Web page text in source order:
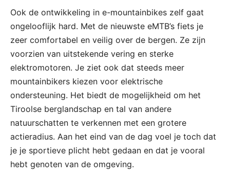
Ook de ontwikkeling in e-mountainbikes zelf gaat
ongelooflijk hard. Met de nieuwste eMTB’s fiets je
zeer comfortabel en veilig over de bergen. Ze zijn
voorzien van uitstekende vering en sterke
elektromotoren. Je ziet ook dat steeds meer
mountainbikers kiezen voor elektrische
ondersteuning. Het biedt de mogelijkheid om het
Tiroolse berglandschap en tal van andere
natuurschatten te verkennen met een grotere
actieradius. Aan het eind van de dag voel je toch dat
je je sportieve plicht hebt gedaan en dat je vooral
hebt genoten van de omgeving.